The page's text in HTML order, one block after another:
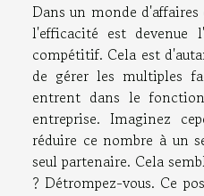
Dans un monde
l'efficacité est devenue
compétitif. Cela est
de gérer les multiples
entrent dans le
entreprise. Imaginez
réduire ce nombre à un
seul partenaire. Cela
? Détrompez-vous. Ce